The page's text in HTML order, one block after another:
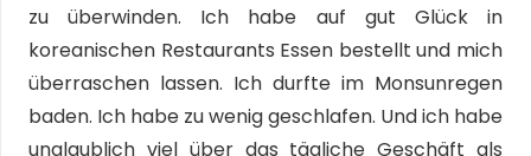
zu überwinden. Ich habe auf gut Glück in
koreanischen Restaurants Essen bestellt und mich
überraschen lassen. Ich durfte im Monsunregen
baden. Ich habe zu wenig geschlafen. Und ich habe
unglaublich viel über das tägliche Geschäft als